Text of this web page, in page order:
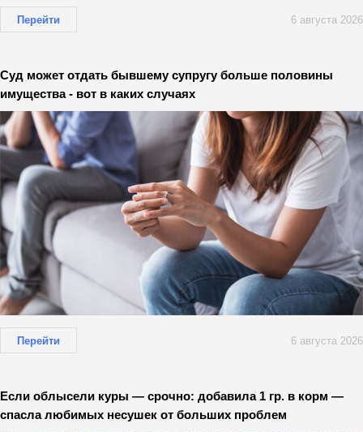
Перейти 6 августа 2026
Суд может отдать бывшему супругу больше половины
имущества - вот в каких случаях
Перейти 6 августа 2026
Если облысели куры — срочно: добавила 1 гр. в корм —
спасла любимых несушек от больших проблем